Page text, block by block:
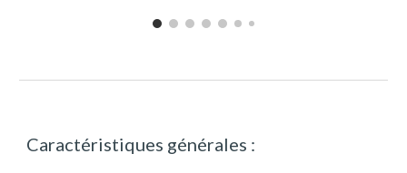
Caractéristiques générales :